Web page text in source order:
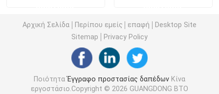
Μαύρο έγγραφο χαρτονιού
Αναπνεύσιμη κολλητική ταινία
Συσκευάζοντας έγγραφο ρόλων
Αρχική Σελίδα Περίπου εμείς επαφή
Desktop Site
Sitemap
Privacy Policy
ΠοιότηταΈγγραφο προστασίας δαπέδωνΚίνα
εργοστάσιο.Copyright © 2026 GUANGDONG BTO